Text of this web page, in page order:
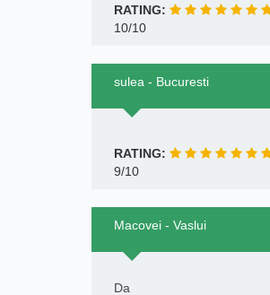
RATING:
10/10
sulea - Bucuresti
RATING:
9/10
Macovei - Vaslui
Da